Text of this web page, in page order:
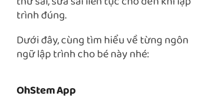
trình đúng.
Dưới đây, cùng tìm hiểu về từng ngôn
ngữ lập trình cho bé này nhé:
OhStem App